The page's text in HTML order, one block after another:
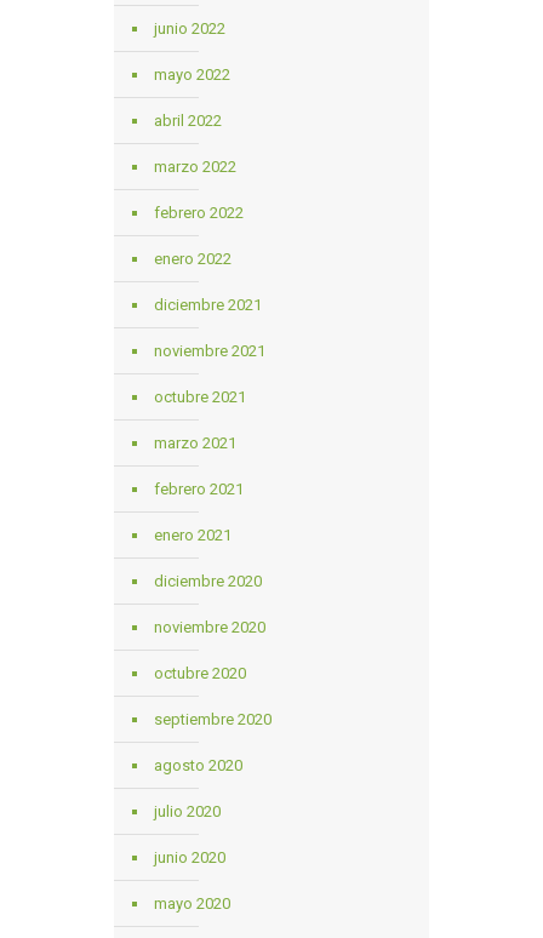
junio 2022
mayo 2022
abril 2022
marzo 2022
febrero 2022
enero 2022
diciembre 2021
noviembre 2021
octubre 2021
marzo 2021
febrero 2021
enero 2021
diciembre 2020
noviembre 2020
octubre 2020
septiembre 2020
agosto 2020
julio 2020
junio 2020
mayo 2020